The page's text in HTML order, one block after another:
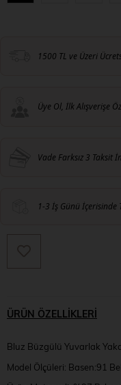
1500 TL ve Üzeri
Üye Ol, İlk Alışverişe
Vade Farksız 3 Taksit
1-3 İş Günü İçerisinde
ÜRÜN ÖZELLIKLERI
Bluz Büzgülü Yuvarlak
Model Ölçüleri: Basen:91